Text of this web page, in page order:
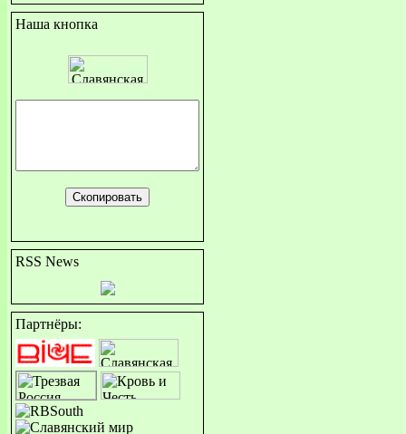
Наша кнопка
RSS News
Партнёры: